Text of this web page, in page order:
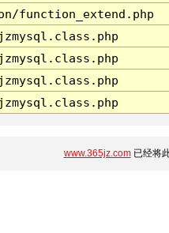
function_extend.php
www.365jz.com已经将